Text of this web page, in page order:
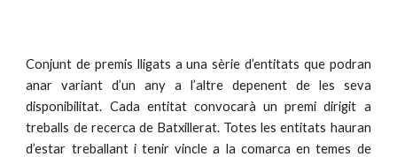
Conjunt de premis lligats a una sèrie d’entitats que podran
anar variant d’un any a l’altre depenent de les seva
disponibilitat. Cada entitat convocarà un premi dirigit a
treballs de recerca de Batxillerat. Totes les entitats hauran
d’estar treballant i tenir vincle a la comarca en temes de